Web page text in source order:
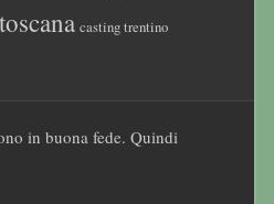
casting trentino
in buona fede. Quindi